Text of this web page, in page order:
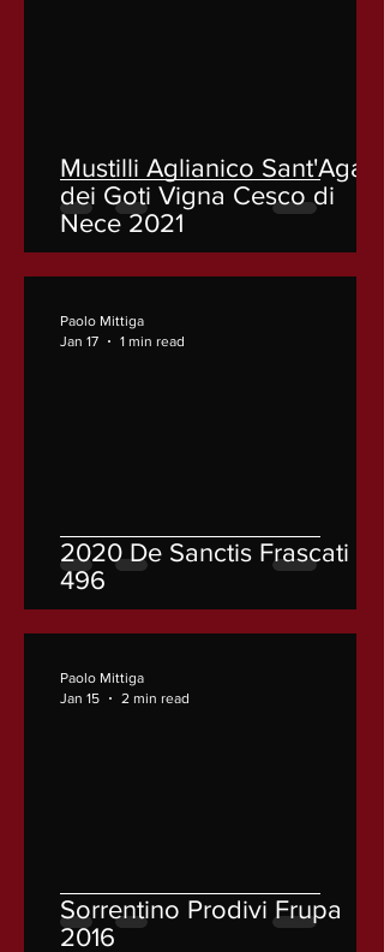
Mustilli Aglianico Sant'Agata
dei Goti Vigna Cesco di
Nece 2021
2020 De Sanctis Frascati
496
Paolo Mittiga
Jan 17
1 min read
Sorrentino Prodivi Frupa
2016
Paolo Mittiga
Jan 15
2 min read